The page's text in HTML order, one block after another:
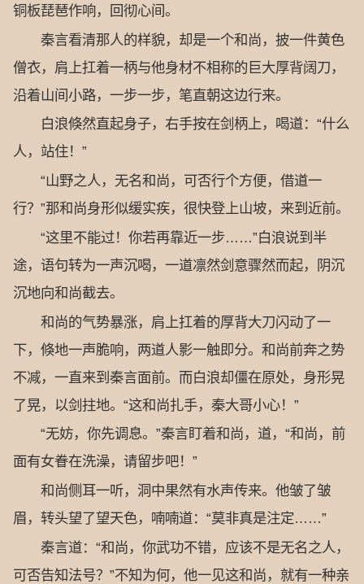
铜板琵琶作响，回彻心间。
秦言看清那人的样貌，却是一个和尚，披一件黄色
僧衣，肩上扛着一柄与他身材不相称的巨大厚背阔刀，
沿着山间小路，一步一步，笔直朝这边行来。
白浪倏然直起身子，右手按在剑柄上，喝道：“什么
人，站住！”
“山野之人，无名和尚，可否行个方便，借道一
行？”那和尚身形似缓实疾，很快登上山坡，来到近前。
“这里不能过！你若再靠近一步……”白浪说到半
途，语句转为一声沉喝，一道凛然剑意骤然而起，阴沉
沉地向和尚截去。
和尚的气势暴涨，肩上扛着的厚背大刀闪动了一
下，倏地一声脆响，两道人影一触即分。和尚前奔之势
不减，一直来到秦言面前。而白浪却僵在原处，身形晃
了晃，以剑拄地。“这和尚扎手，秦大哥小心！”
“无妨，你先调息。”秦言盯着和尚，道，“和尚，前
面有女眷在洗澡，请留步吧！”
和尚侧耳一听，洞中果然有水声传来。他皱了皱
眉，转头望了望天色，喃喃道：“莫非真是注定……”
秦言道：“和尚，你武功不错，应该不是无名之人，
可否告知法号？”不知为何，他一见这和尚，就有一种亲